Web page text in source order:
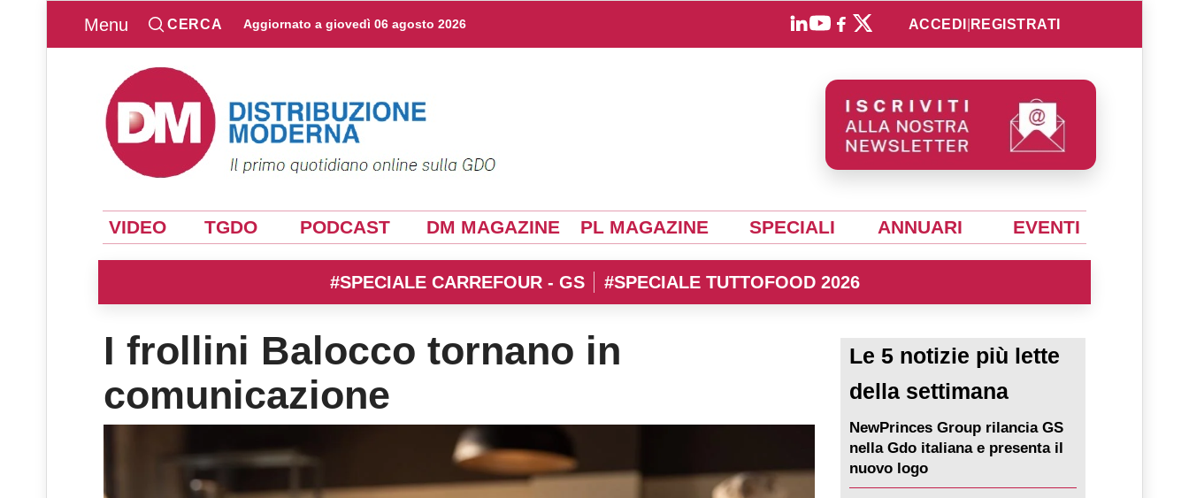
Menu CERCA Aggiornato a giovedì 06 agosto 2026 ACCEDI REGISTRATI
VIDEO TGDO PODCAST DM MAGAZINE PL MAGAZINE SPECIALI ANNUARI EVENTI
#SPECIALE CARREFOUR - GS #SPECIALE TUTTOFOOD 2026
I frollini Balocco tornano in
comunicazione
Le 5 notizie più lette
della settimana
NewPrinces Group rilancia GS
nella Gdo italiana e presenta il
nuovo logo